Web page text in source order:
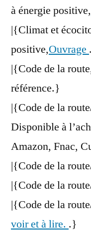
à énergie positive,
|{Climat et
positive,Ouvrage
|{Code de la
référence.}
|{Code de la
Disponible à
Amazon, Fnac,
|{Code de la
|{Code de la
|{Code de la
voir et à lire. .}